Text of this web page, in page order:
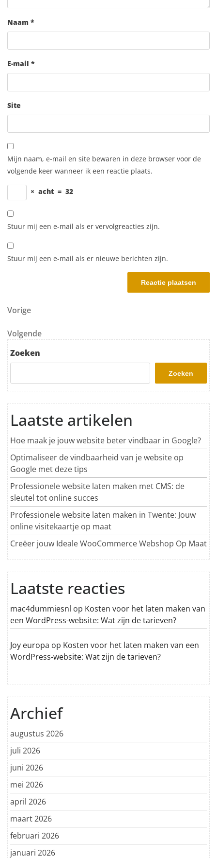
Naam *
E-mail *
Site
Mijn naam, e-mail en site bewaren in deze browser voor de
volgende keer wanneer ik een reactie plaats.
× acht = 32
Stuur mij een e-mail als er vervolgreacties zijn.
Stuur mij een e-mail als er nieuwe berichten zijn.
Berichtnavigatie
Vorig bericht
Vorige
Volgend bericht
Volgende
Zoeken
Zoeken
Laatste artikelen
Hoe maak je jouw website beter vindbaar in Google?
Optimaliseer de vindbaarheid van je website op
Google met deze tips
Professionele website laten maken met CMS: de
sleutel tot online succes
Professionele website laten maken in Twente: Jouw
online visitekaartje op maat
Creëer jouw Ideale WooCommerce Webshop Op Maat
Laatste reacties
mac4dummiesnl op Kosten voor het laten maken van
een WordPress-website: Wat zijn de tarieven?
Joy europa op Kosten voor het laten maken van een
WordPress-website: Wat zijn de tarieven?
Archief
augustus 2026
juli 2026
juni 2026
mei 2026
april 2026
maart 2026
februari 2026
januari 2026